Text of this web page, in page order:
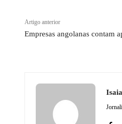
Artigo anterior
Empresas angolanas contam